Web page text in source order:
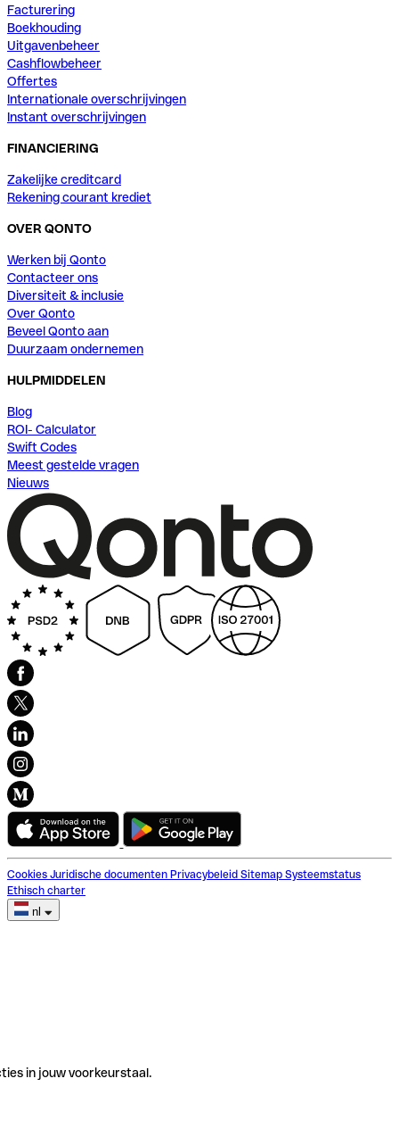
Facturering
Boekhouding
Uitgavenbeheer
Cashflowbeheer
Offertes
Internationale overschrijvingen
Instant overschrijvingen
FINANCIERING
Zakelijke creditcard
Rekening courant krediet
OVER QONTO
Werken bij Qonto
Contacteer ons
Diversiteit & inclusie
Over Qonto
Beveel Qonto aan
Duurzaam ondernemen
HULPMIDDELEN
Blog
ROI- Calculator
Swift Codes
Meest gestelde vragen
Nieuws
Cookies Juridische documenten Privacybeleid Sitemap Systeemstatus
Ethisch charter
nl
in jouw voorkeurstaal.